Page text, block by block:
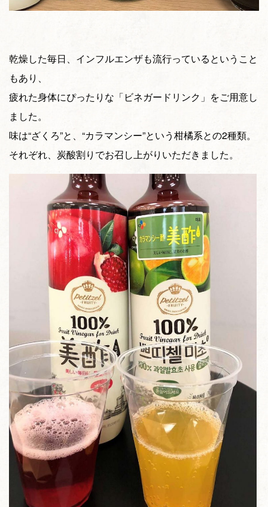
乾燥した毎日、インフルエンザも流行っているということ
もあり、
疲れた身体にぴったりな「ビネガードリンク」をご用意し
ました。
味は“ざくろ”と、“カラマンシー”という柑橘系との2種類。
それぞれ、炭酸割りでお召し上がりいただきました。